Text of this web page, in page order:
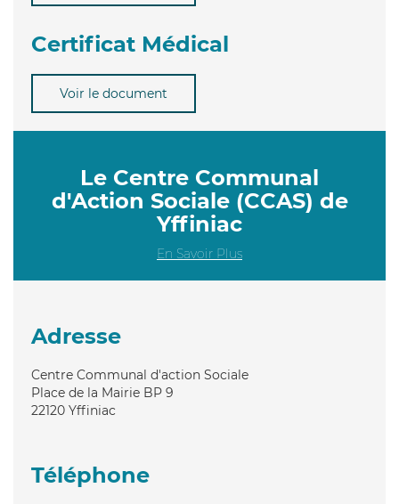
Certificat Médical
Voir le document
Le Centre Communal
d'Action Sociale (CCAS) de
Yffiniac
En Savoir Plus
Adresse
Centre Communal d'action Sociale
Place de la Mairie BP 9
22120 Yffiniac
Téléphone